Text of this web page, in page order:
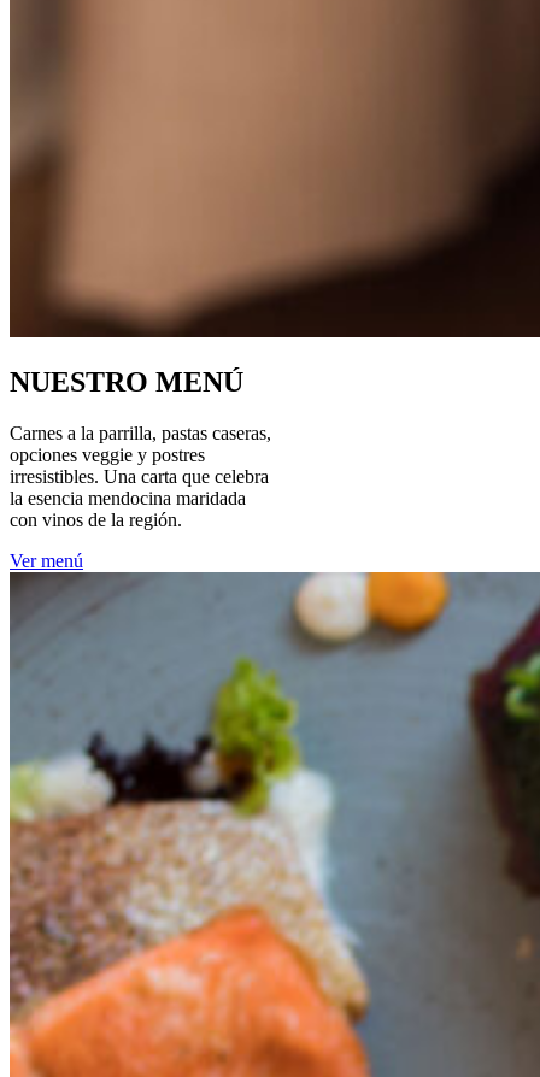
NUESTRO MENÚ
Carnes a la parrilla, pastas caseras,
opciones veggie y postres
irresistibles. Una carta que celebra
la esencia mendocina maridada
con vinos de la región.
Ver menú